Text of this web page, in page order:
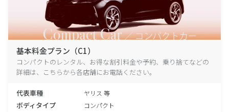
基本料金プラン（C1）
コンパクトのレンタル、お得な割引料金や予約、乗り捨てなどの
詳細は、こちらから各店舗にお電話ください。
代表車種 ヤリス 等
ボディタイプ コンパクト